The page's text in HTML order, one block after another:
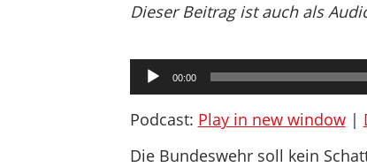
Dieser Beitrag ist auch als
Audio-
Player
00:00
Podcast: Play in new window|
Die Bundeswehr soll kein